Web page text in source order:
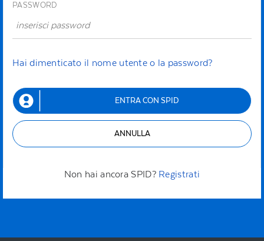
PASSWORD
Hai dimenticato il nome utente o la password?
ENTRA CON SPID
ANNULLA
Non hai ancora SPID? Registrati